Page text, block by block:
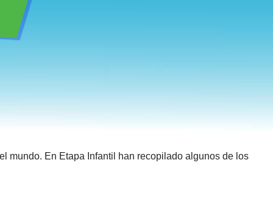
mundo. En Etapa Infantil han recopilado algunos de los